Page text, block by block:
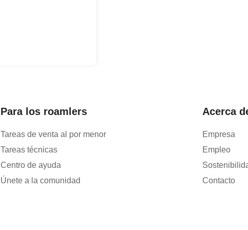
Para los roamlers
Tareas de venta al por menor
Tareas técnicas
Centro de ayuda
Únete a la comunidad
Acerca
Empresa
Empleo
Contacto